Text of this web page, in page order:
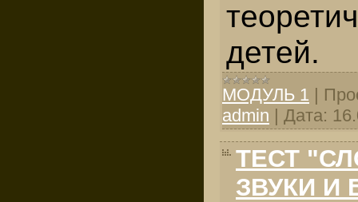
детей.
МОДУЛЬ 1 |
admin | Дата:
ТЕСТ
ЗВУКИ И